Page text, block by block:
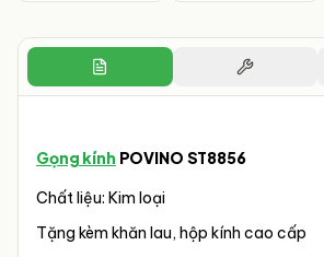
Gọng kính POVINO ST8856
Chất liệu: Kim loại
Tặng kèm khăn lau, hộp kính cao cấp